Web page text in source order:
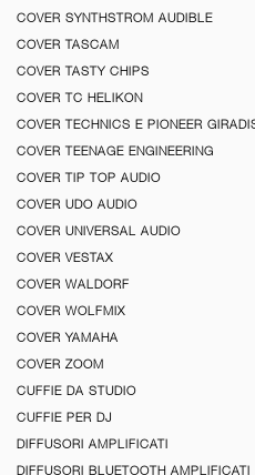
COVER SYNTHSTROM AUDIBLE
COVER TASCAM
COVER TASTY CHIPS
COVER TC HELIKON
COVER TECHNICS E PIONEER
COVER TEENAGE ENGINEERING
COVER TIP TOP AUDIO
COVER UDO AUDIO
COVER UNIVERSAL AUDIO
COVER VESTAX
COVER WALDORF
COVER WOLFMIX
COVER YAMAHA
COVER ZOOM
CUFFIE DA STUDIO
CUFFIE PER DJ
DIFFUSORI AMPLIFICATI
DIFFUSORI BLUETOOTH AMPLIFICATI